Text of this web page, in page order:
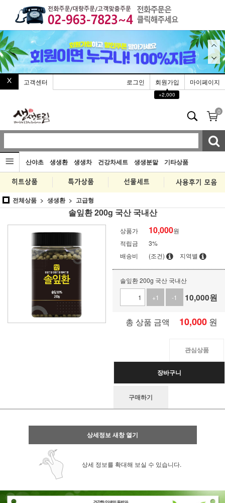
고객센터 로그인
회원가입
▲
+2,000
마이페이지
0
산야초 생생환 생생차 건강차세트 생생분말 기타상품
전체상품 생생환 고급형
솔잎환 200g 국산 국내산
상품가 10,000원
적립금
3%
배송비
(조건) 지역별
솔잎환 200g 국산 국내산
+1
-1 10,000원
총 상품 금액 10,000 원
관심상품
장바구니
구매하기
상세정보 새창 열기
상세 정보를 확대해 보실 수 있습니다.